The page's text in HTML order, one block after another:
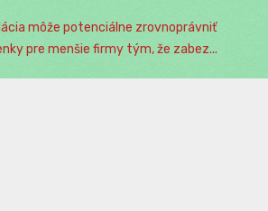
môže potenciálne zrovnoprávniť
pre menšie firmy tým, že zabez...